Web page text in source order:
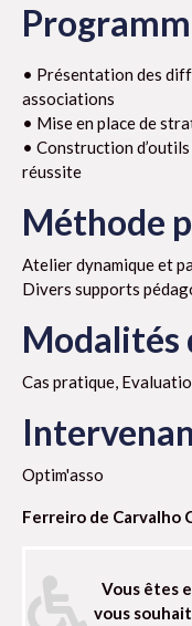
• Présentation des
associations
• Mise en place de
• Construction
réussite
Méthode
Atelier dynamique et
Divers supports
Modalités
Cas pratique,
Optim'asso
Ferreiro de Carvalho
Vous êtes
vous